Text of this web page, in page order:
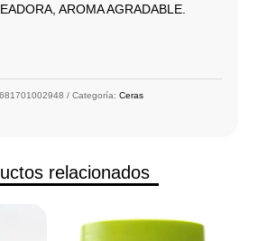
AROMA AGRADABLE.
Categoría: Ceras
relacionados